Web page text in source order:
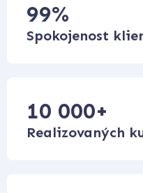
99%
Spokojenost
10 000+
Realizovaných